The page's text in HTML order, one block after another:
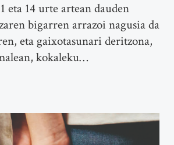
eta 14 urte artean dauden
bigarren arrazoi nagusia da
eta gaixotasunari deritzona,
kokaleku…